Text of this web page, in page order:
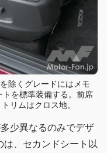
除くグレードにはメモ
を標準装備する。前席
リムはクロス地。
少異なるのみでデザ
は、セカンドシート以